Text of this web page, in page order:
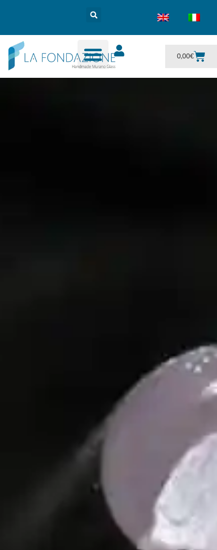
0,00€